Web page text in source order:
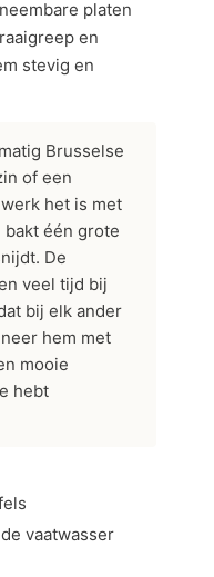
platen
en
stevig en
Brusselse
of een
het is met
bakt één grote
De
veel tijd bij
bij elk ander
hem met
mooie
hebt
vaatwasser